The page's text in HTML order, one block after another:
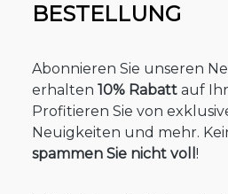
BESTELLUNG
Abonnieren Sie unseren
erhalten 10% Rabatt auf
Profitieren Sie von
Neuigkeiten und mehr.
spammen Sie nicht voll !